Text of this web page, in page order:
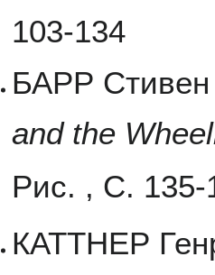
103-134
БАРР Стивен
and the
Рис. , С. 135-
КАТТНЕР